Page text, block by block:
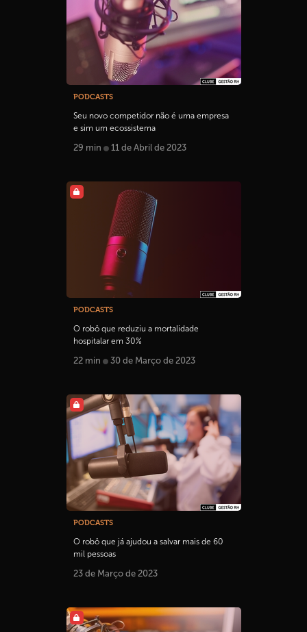
PODCASTS
Seu novo competidor não é uma empresa
e sim um ecossistema
29 min 11 de Abril de 2023
PODCASTS
O robô que reduziu a mortalidade
hospitalar em 30%
22 min 30 de Março de 2023
PODCASTS
O robô que já ajudou a salvar mais de 60
mil pessoas
23 de Março de 2023